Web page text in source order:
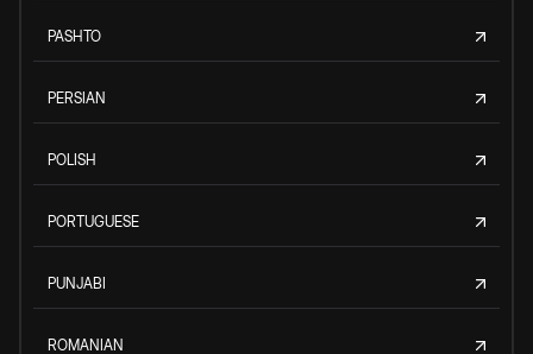
PASHTO
PERSIAN
POLISH
PORTUGUESE
PUNJABI
ROMANIAN